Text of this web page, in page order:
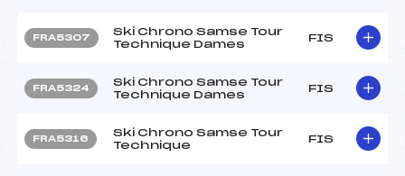
FRA5307
Ski Chrono Samse Tour
Technique Dames
FIS
FRA5324
Ski Chrono Samse Tour
Technique Dames
FIS
FRA5316
Ski Chrono Samse Tour
Technique
FIS